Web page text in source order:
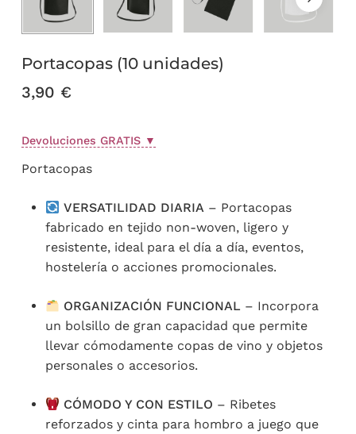
Portacopas (10 unidades)
3,90 €
Devoluciones GRATIS ▼
Portacopas
VERSATILIDAD DIARIA – Portacopas
fabricado en tejido non-woven, ligero y
resistente, ideal para el día a día, eventos,
hostelería o acciones promocionales.
ORGANIZACIÓN FUNCIONAL – Incorpora
un bolsillo de gran capacidad que permite
llevar cómodamente copas de vino y objetos
personales o accesorios.
CÓMODO Y CON ESTILO – Ribetes
reforzados y cinta para hombro a juego que